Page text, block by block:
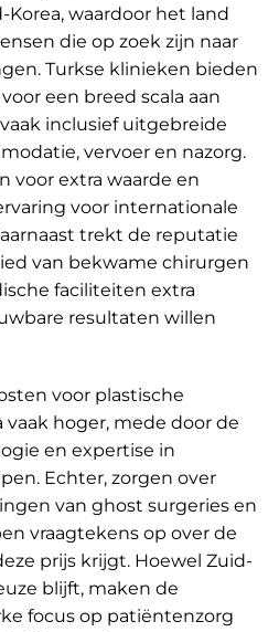
waardoor het land
die op zoek zijn naar
Turkse klinieken bieden
een breed scala aan
inclusief uitgebreide
vervoer en nazorg.
voor extra waarde en
voor internationale
trekt de reputatie
van bekwame chirurgen
faciliteiten extra
resultaten willen
voor plastische
hoger, mede door de
en expertise in
Echter, zorgen over
van ghost surgeries en
vraagtekens op over de
prijs krijgt. Hoewel Zuid-
blijft, maken de
focus op patiëntenzorg